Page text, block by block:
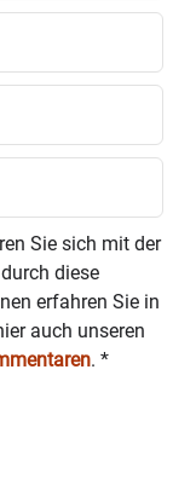
Sie sich mit der
diese
erfahren Sie in
auch unseren
. *